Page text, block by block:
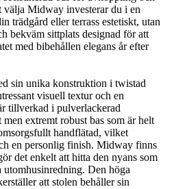
välja Midway investerar du i en
trädgård eller terrass estetiskt, utan
bekväm sittplats designad för att
med bibehållen elegans år efter
sin unika konstruktion i twistad
visuell textur och en
tillverkad i pulverlackerad
extremt robust bas som är helt
handflätad, vilket
en personlig finish. Midway finns
det enkelt att hitta den nyans som
Den höga
att stolen behåller sin